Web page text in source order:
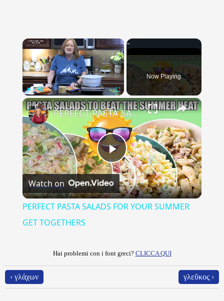
×
Play Unmute Fullscreen
Now Playing
×
Play
Video
PERFECT PASTA SALADS FOR YOUR SUMMER GET TOGETHERS
Watch on
PERFECT PASTA SALADS FOR YOUR SUMMER
GET TOGETHERS
Hai problemi con i font greci? CLICCA QUI
‹ γλάχων γλεῦκος ›